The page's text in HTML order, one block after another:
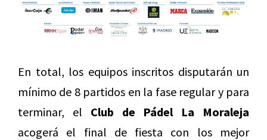
En total, los equipos inscritos disputarán un
mínimo de 8 partidos en la fase regular y para
terminar, el Club de Pádel La Moraleja
acogerá el final de fiesta con los mejor